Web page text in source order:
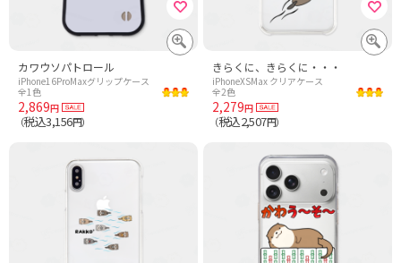
カワウソパトロール
iPhone16ProMaxグリップケース
全1色
2,869円
（税込3,156円）
きらくに、きらくに・・・
iPhoneXSMax クリアケース
全2色
2,279円
（税込2,507円）